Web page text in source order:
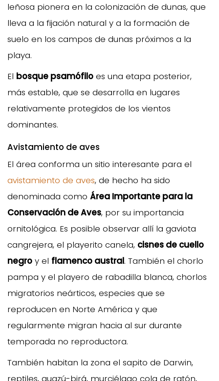
leñosa pionera en la colonización de dunas, que
lleva a la fijación natural y a la formación de
suelo en los campos de dunas próximos a la
playa.
El bosque psamófilo es una etapa posterior,
más estable, que se desarrolla en lugares
relativamente protegidos de los vientos
dominantes.
Avistamiento de aves
El área conforma un sitio interesante para el
avistamiento de aves, de hecho ha sido
denominada como Área Importante para la
Conservación de Aves, por su importancia
ornitológica. Es posible observar allí la gaviota
cangrejera, el playerito canela, cisnes de cuello
negro y el flamenco austral. También el chorlo
pampa y el playero de rabadilla blanca, chorlos
migratorios neárticos, especies que se
reproducen en Norte América y que
regularmente migran hacia al sur durante
temporada no reproductora.
También habitan la zona el sapito de Darwin,
reptiles, guazú-birá, murciélago cola de ratón,